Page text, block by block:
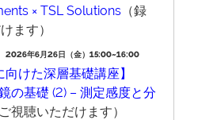
× TSL Solutions （録
ます）
年6月26日（金）15:00~16:00
向けた深層基礎講座】
の基礎 (2) – 測定感度と分
視聴いただけます）